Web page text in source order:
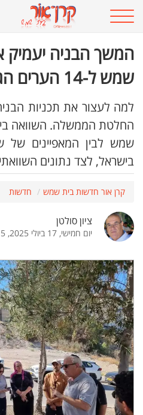
המשך הבניה יעמיק
שמש ל-14 הערים הגדולות בארץ!!
למה לעצור את תכניות
החלטת הממשלה. השוואה
בישראל, לצד נתונים
קרן אור חדשות בית שמש חדשות
ציון סולטן
יום חמישי, 17 ביולי 2025, 02:15